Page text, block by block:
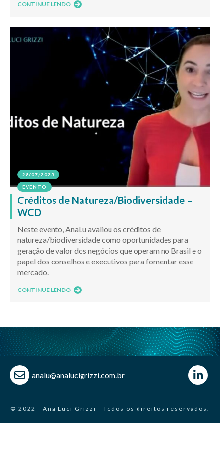
CONTINUE LENDO
28/07/2025
EVENTO
Créditos de Natureza/Biodiversidade –
WCD
Neste evento, AnaLu avaliou os créditos de
natureza/biodiversidade como oportunidades para
geração de valor dos negócios que operam no Brasil e o
papel dos conselhos e executivos para fomentar esse
mercado.
CONTINUE LENDO
analu@analucigrizzi.com.br
© 2022 - Ana Luci Grizzi - Todos os direitos reservados.